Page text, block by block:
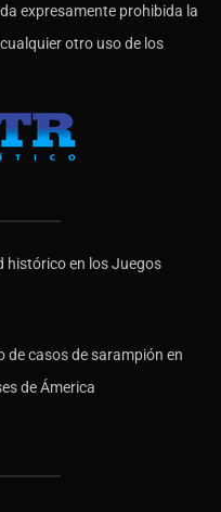
expresamente prohibida la
otro uso de los
histórico en los Juegos
de casos de sarampión en
de Ámerica